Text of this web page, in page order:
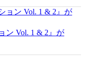
ン Vol. 1 & 2』が